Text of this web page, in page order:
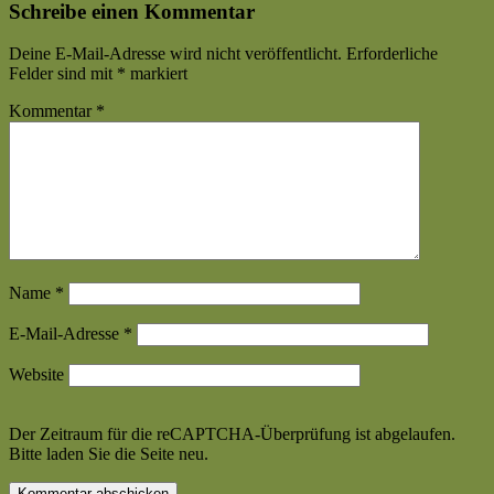
Schreibe einen Kommentar
Deine E-Mail-Adresse wird nicht veröffentlicht. Erforderliche
Felder sind mit * markiert
Kommentar *
Name *
E-Mail-Adresse *
Website
Der Zeitraum für die reCAPTCHA-Überprüfung ist abgelaufen.
Bitte laden Sie die Seite neu.